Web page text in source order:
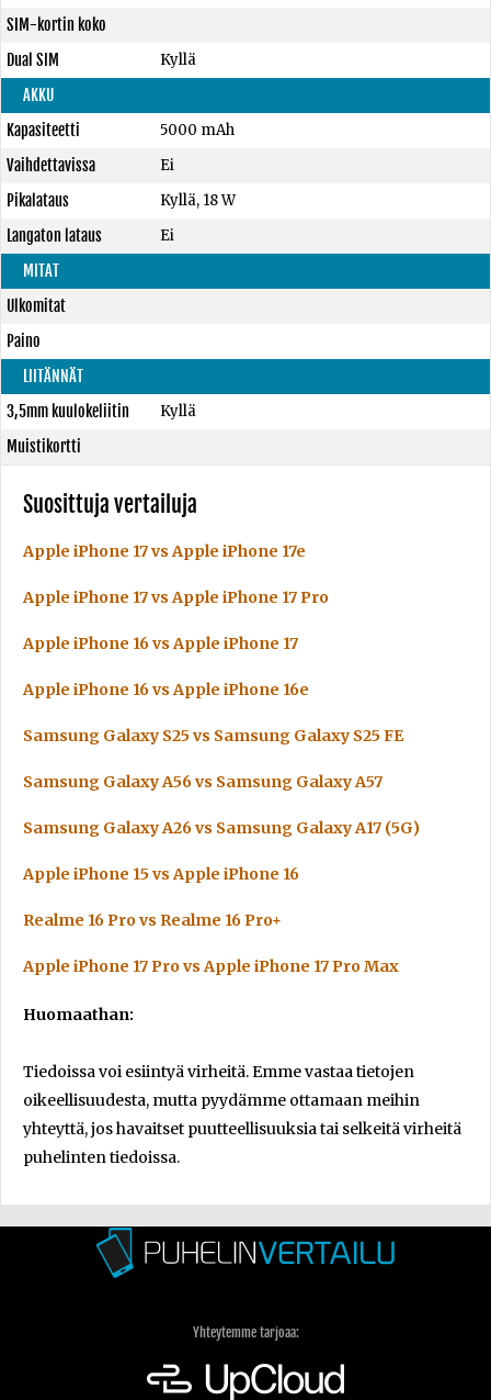
SIM-kortin koko
Dual SIM
Kyllä
AKKU
Kapasiteetti
5000 mAh
Vaihdettavissa
Ei
Pikalataus
Kyllä, 18 W
Langaton lataus
Ei
MITAT
Ulkomitat
Paino
LIITÄNNÄT
3,5mm kuulokeliitin
Kyllä
Muistikortti
Suosittuja vertailuja
Apple iPhone 17 vs Apple iPhone 17e
Apple iPhone 17 vs Apple iPhone 17 Pro
Apple iPhone 16 vs Apple iPhone 17
Apple iPhone 16 vs Apple iPhone 16e
Samsung Galaxy S25 vs Samsung Galaxy S25 FE
Samsung Galaxy A56 vs Samsung Galaxy A57
Samsung Galaxy A26 vs Samsung Galaxy A17 (5G)
Apple iPhone 15 vs Apple iPhone 16
Realme 16 Pro vs Realme 16 Pro+
Apple iPhone 17 Pro vs Apple iPhone 17 Pro Max
Huomaathan:
Tiedoissa voi esiintyä virheitä. Emme vastaa tietojen
oikeellisuudesta, mutta pyydämme ottamaan meihin
yhteyttä, jos havaitset puutteellisuuksia tai selkeitä virheitä
puhelinten tiedoissa.
Yhteytemme tarjoaa: